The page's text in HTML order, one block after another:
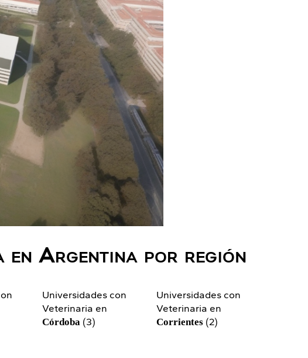
en Argentina por región
Universidades con
Veterinaria en
Córdoba (3)
Universidades con
Veterinaria en
Corrientes(2)